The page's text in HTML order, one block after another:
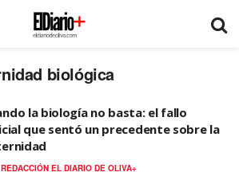
biológica
la biología no basta: el fallo
que sentó un precedente sobre la
REDACCIÓN EL DIARIO DE OLIVA+